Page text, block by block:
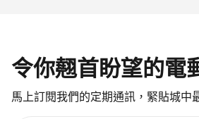
令你翹首盼望的電
馬上訂閱我們的定期通訊，緊貼城中